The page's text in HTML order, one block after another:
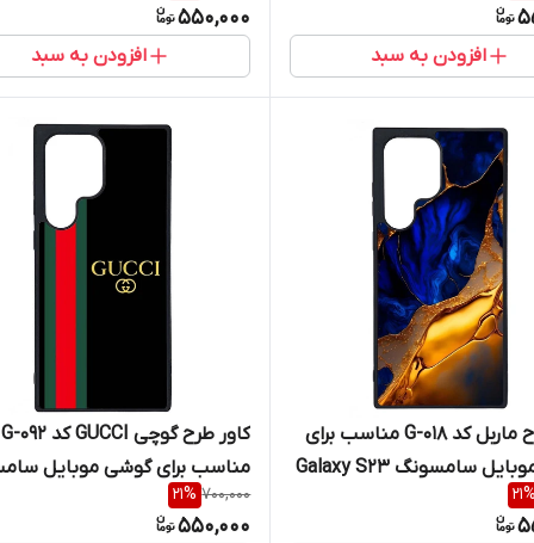
افزودن به سبد
550,000
افزودن به سبد
کاور طرح ماربل کد G-018 مناسب برای
گوشی موبایل سامسونگ Galaxy S23
21%
کاور طرح گوچی GUCCI کد G-092
مناسب برای گوشی موبایل
Galaxy S23 Ultra
700,000
21%
550,000